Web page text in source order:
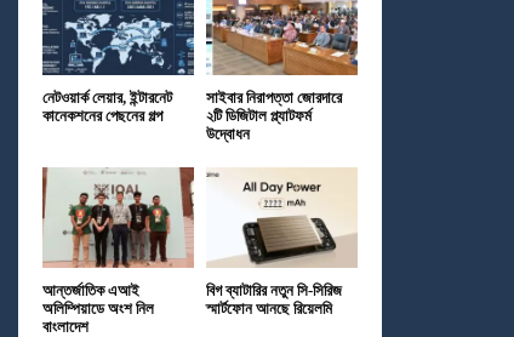
নেটওয়ার্ক লেয়ার, ইন্টারনেট
কানেকশনের পেছনের গল্প
সাইবার নিরাপত্তা জোরদারে
২টি ডিজিটাল প্ল্যাটফর্ম
উদ্বোধন
আন্তর্জাতিক এআই
অলিম্পিয়াডে অংশ নিল
বাংলাদেশ
বিগ ব্যাটারির নতুন সি-সিরিজ
স্মার্টফোন আনছে রিয়েলমি